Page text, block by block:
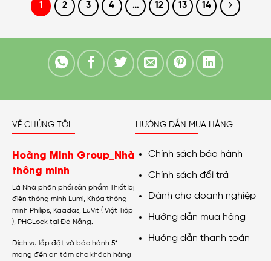
1 2 3 4 … 12 13 14
VỀ CHÚNG TÔI
Hoàng Minh Group_Nhà
thông minh
Là Nhà phân phối sản phẩm Thiết bị
điện thông minh Lumi, Khóa thông
minh Philips, Kaadas, LuVit ( Việt Tiệp
), PHGLock tại Đà Nẵng.
Dịch vụ lắp đặt và bảo hành 5*
mang đến an tâm cho khách hàng
HƯỚNG DẪN MUA HÀNG
Chính sách bảo hành
Chính sách đổi trả
Dành cho doanh nghiệp
Hướng dẫn mua hàng
Hướng dẫn thanh toán